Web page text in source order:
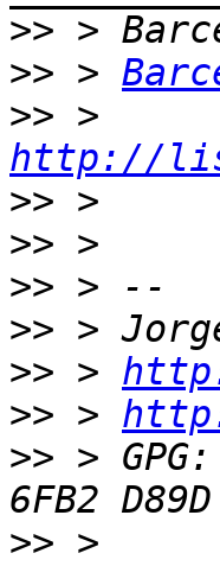
>>
>> >
>>
http://
>>
>>
>>
>>
>> >
>> >
>> >
>> >